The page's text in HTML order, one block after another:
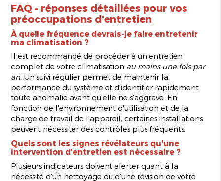
FAQ – réponses détaillées pour vos
préoccupations d'entretien
À quelle fréquence devrais-je faire entretenir
ma climatisation ?
Il est recommandé de procéder à un entretien
complet de votre climatisation au moins une fois par
an . Un suivi régulier permet de maintenir la
performance du système et d'identifier rapidement
toute anomalie avant qu'elle ne s'aggrave. En
fonction de l'environnement d'utilisation et de la
charge de travail de l'appareil, certaines installations
peuvent nécessiter des contrôles plus fréquents.
Quels sont les signes révélateurs qu'une
intervention d'entretien est nécessaire ?
Plusieurs indicateurs doivent alerter quant à la
nécessité d'un nettoyage ou d'une révision de votre